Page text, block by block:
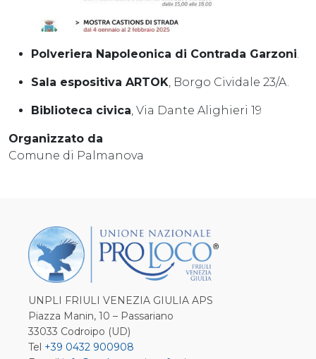
Polveriera Napoleonica di Contrada Garzoni
Sala espositiva ARTOK , Borgo Cividale 23/A.
Biblioteca civica , Via Dante Alighieri 19
Organizzato da
Comune di Palmanova
UNPLI FRIULI VENEZIA GIULIA APS
Piazza Manin, 10 – Passariano
33033 Codroipo (UD)
Tel +39 0432 900908